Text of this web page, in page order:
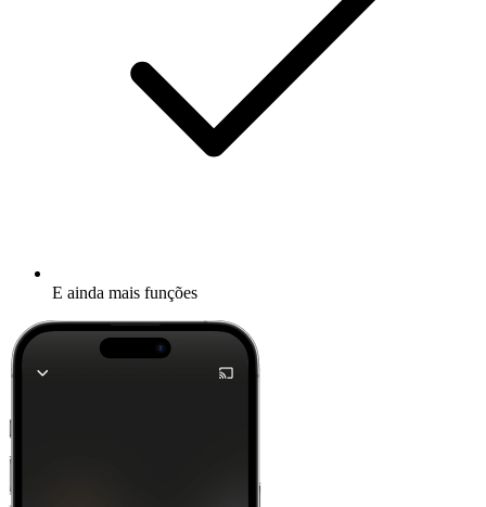
E ainda mais funções